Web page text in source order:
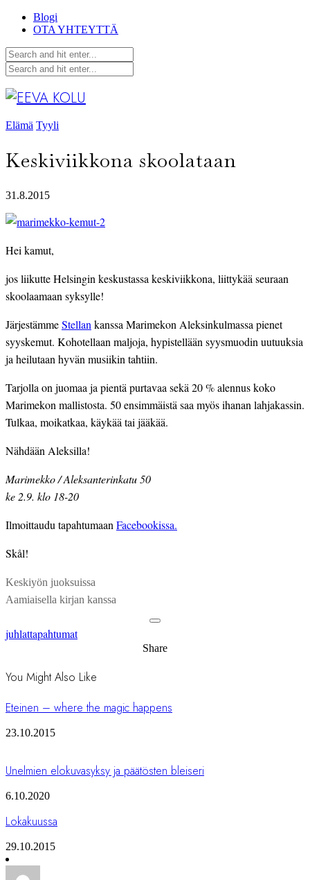
Blogi
OTA YHTEYTTÄ
Elämä Tyyli
Keskiviikkona skoolataan
31.8.2015
Hei kamut,
jos liikutte Helsingin keskustassa keskiviikkona, liittykää seuraan
skoolaamaan syksylle!
JärjestämmeStellan kanssa Marimekon Aleksinkulmassa pienet
syyskemut. Kohotellaan maljoja, hypistellään syysmuodin uutuuksia
ja heilutaan hyvän musiikin tahtiin.
Tarjolla on juomaa ja pientä purtavaa sekä 20 % alennus koko
Marimekon mallistosta. 50 ensimmäistä saa myös ihanan lahjakassin.
Tulkaa, moikatkaa, käykää tai jääkää.
Nähdään Aleksilla!
Marimekko / Aleksanterinkatu 50
ke 2.9. klo 18-20
Ilmoittaudu tapahtumaan Facebookissa.
Skål!
Keskiyön juoksuissa
Aamiaisella kirjan kanssa
juhlattapahtumat
Share
You Might Also Like
Eteinen – where the magic happens
23.10.2015
Unelmien elokuvasyksy ja päätösten bleiseri
6.10.2020
Lokakuussa
29.10.2015